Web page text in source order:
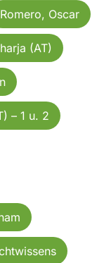
Romero, Oscar
(AT)
– 1 u. 2